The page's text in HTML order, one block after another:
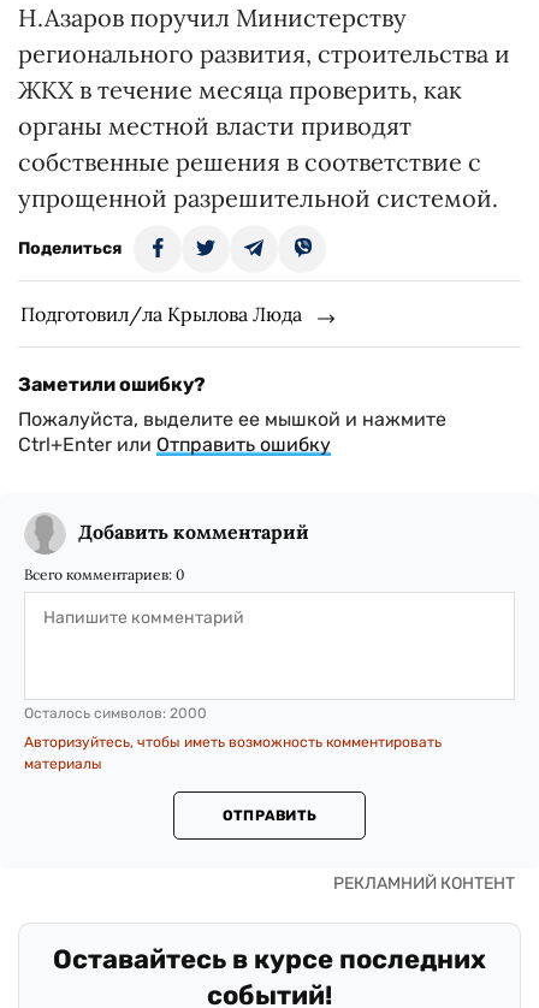
Н.Азаров поручил Министерству
регионального развития, строительства и
ЖКХ в течение месяца проверить, как
органы местной власти приводят
собственные решения в соответствие с
упрощенной разрешительной системой.
Поделиться
Подготовил/ла Крылова Люда
Заметили ошибку?
Пожалуйста, выделите ее мышкой и нажмите
Ctrl+Enter или Отправить ошибку
Добавить комментарий
Всего комментариев: 0
Осталось символов: 2000
Авторизуйтесь, чтобы иметь возможность комментировать
материалы
ОТПРАВИТЬ
Оставайтесь в курсе последних
событий!